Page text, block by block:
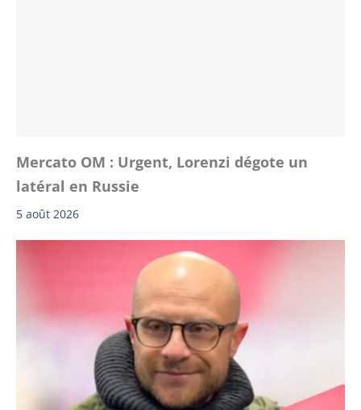
Mercato OM : Urgent, Lorenzi dégote un
latéral en Russie
5 août 2026